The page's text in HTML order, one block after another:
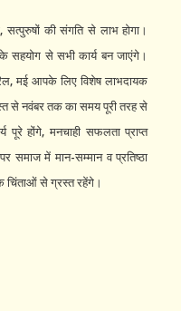
सत्पुरुषों की संगति से लाभ होगा।
सहयोग से सभी कार्य बन जाएंगे।
मई आपके लिए विशेष लाभदायक
से नवंबर तक का समय पूरी तरह से
होंगे, मनचाही सफलता प्राप्त
समाज में मान-सम्मान व प्रतिष्ठा
चिंताओं से ग्रस्त रहेंगे।